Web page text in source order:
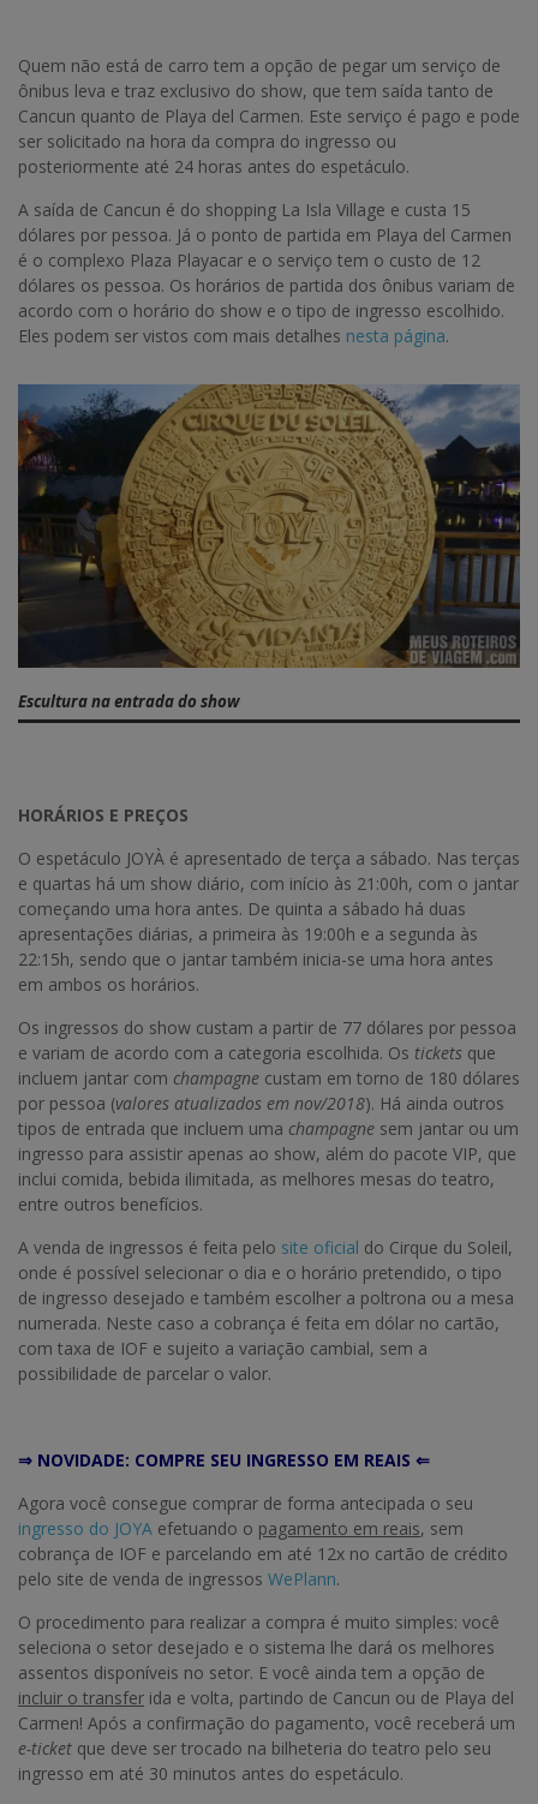
Quem não está de carro tem a opção de pegar um serviço de
ônibus leva e traz exclusivo do show, que tem saída tanto de
Cancun quanto de Playa del Carmen. Este serviço é pago e pode
ser solicitado na hora da compra do ingresso ou
posteriormente até 24 horas antes do espetáculo.
A saída de Cancun é do shopping La Isla Village e custa 15
dólares por pessoa. Já o ponto de partida em Playa del Carmen
é o complexo Plaza Playacar e o serviço tem o custo de 12
dólares os pessoa. Os horários de partida dos ônibus variam de
acordo com o horário do show e o tipo de ingresso escolhido.
Eles podem ser vistos com mais detalhes nesta página.
Escultura na entrada do show
HORÁRIOS E PREÇOS
O espetáculo JOYÀ é apresentado de terça a sábado. Nas terças
e quartas há um show diário, com início às 21:00h, com o jantar
começando uma hora antes. De quinta a sábado há duas
apresentações diárias, a primeira às 19:00h e a segunda às
22:15h, sendo que o jantar também inicia-se uma hora antes
em ambos os horários.
Os ingressos do show custam a partir de 77 dólares por pessoa
e variam de acordo com a categoria escolhida. Os tickets que
incluem jantar com champagne custam em torno de 180 dólares
por pessoa (valores atualizados em nov/2018). Há ainda outros
tipos de entrada que incluem uma champagne sem jantar ou um
ingresso para assistir apenas ao show, além do pacote VIP, que
inclui comida, bebida ilimitada, as melhores mesas do teatro,
entre outros benefícios.
A venda de ingressos é feita pelo site oficial do Cirque du Soleil,
onde é possível selecionar o dia e o horário pretendido, o tipo
de ingresso desejado e também escolher a poltrona ou a mesa
numerada. Neste caso a cobrança é feita em dólar no cartão,
com taxa de IOF e sujeito a variação cambial, sem a
possibilidade de parcelar o valor.
⇒ NOVIDADE: COMPRE SEU INGRESSO EM REAIS ⇐
Agora você consegue comprar de forma antecipada o seu
ingresso do JOYA efetuando o pagamento em reais, sem
cobrança de IOF e parcelando em até 12x no cartão de crédito
pelo site de venda de ingressos WePlann.
O procedimento para realizar a compra é muito simples: você
seleciona o setor desejado e o sistema lhe dará os melhores
assentos disponíveis no setor. E você ainda tem a opção de
incluir o transfer ida e volta, partindo de Cancun ou de Playa del
Carmen! Após a confirmação do pagamento, você receberá um
e-ticket que deve ser trocado na bilheteria do teatro pelo seu
ingresso em até 30 minutos antes do espetáculo.